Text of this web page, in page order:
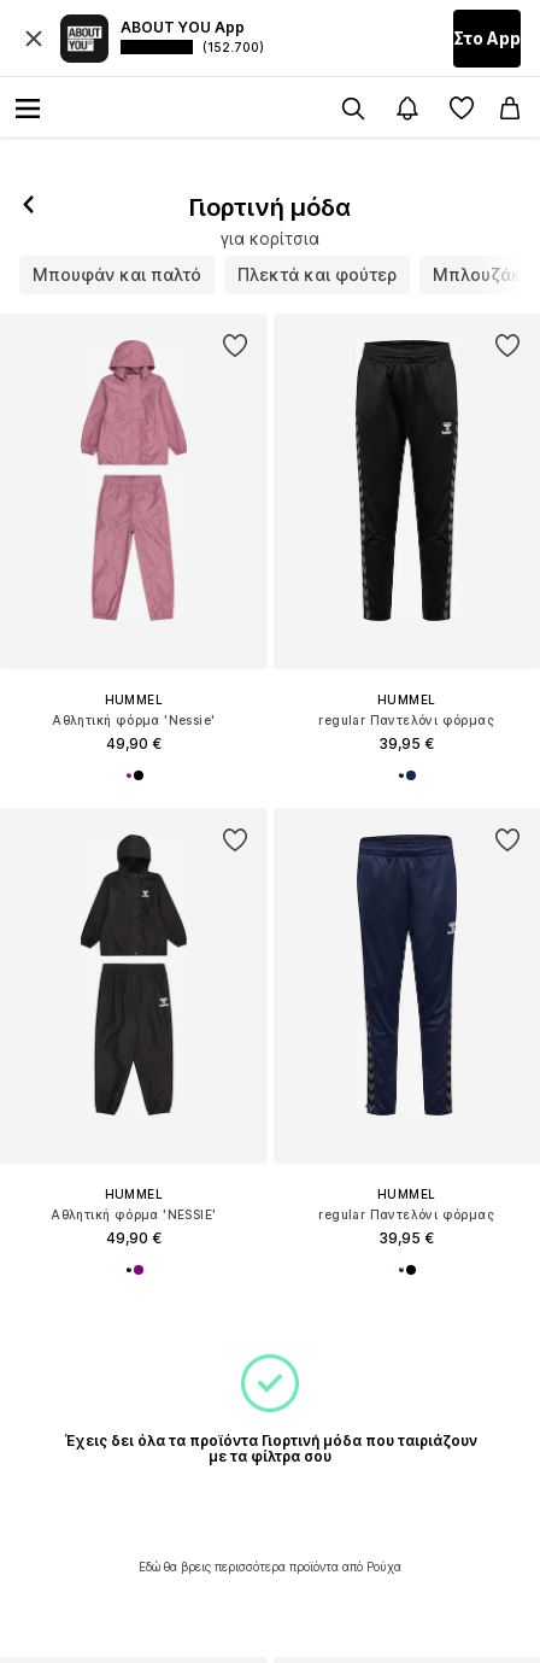
ABOUT YOU App
(152.700) Στο Αpp
Γιορτινή μόδα
για κορίτσια
Μπουφάν και παλτό
Πλεκτά και φούτερ Μπλουζάκια
HUMMEL
Αθλητική φόρμα 'Nessie'
49,90 €
HUMMEL
regular Παντελόνι φόρμας
39,95 €
HUMMEL
Αθλητική φόρμα 'NESSIE'
49,90 €
HUMMEL
regular Παντελόνι φόρμας
39,95 €
Έχεις δει όλα τα προϊόντα Γιορτινή μόδα που ταιριάζουν
με τα φίλτρα σου
Εδώ θα βρεις περισσότερα προϊόντα από Ρούχα